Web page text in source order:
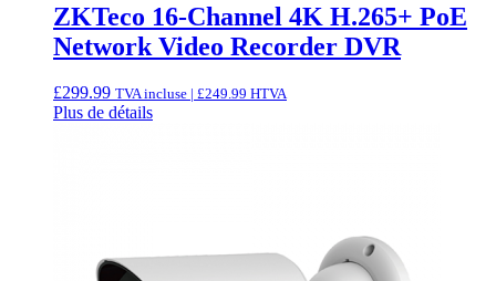
ZKTeco 16-Channel 4K H.265+ PoE
Network Video Recorder DVR
£299.99 TVA incluse | £249.99 HTVA
Plus de détails